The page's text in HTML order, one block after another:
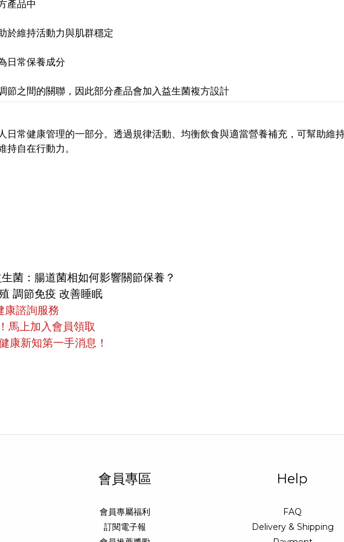
產品中
於維持活動力與肌群穩定
日常保養成分
節之間的關聯，因此部分產品會加入益生菌複方設計
日常健康管理的一部分。透過規律活動、均衡飲食與適當營養補充，可幫助維
自在行動力。
菌：腸道菌相如何影響關節保養？
調節免疫 改善睡眠
康諮詢服務
馬上加入會員領取
康新知第一手消息！
會員專區
會員專屬福利
訂閱電子報
Help
FAQ
Delivery & Shipping